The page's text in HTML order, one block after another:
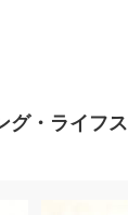
グ・ライフ